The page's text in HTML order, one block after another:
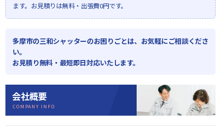
ます。お見積りは無料・出張費0円です。
多摩市の三和シャッターのお困りごとは、お気軽にご相談くださ
い。
お見積り無料・最短即日対応いたします。
会社概要
COMPANY INFO